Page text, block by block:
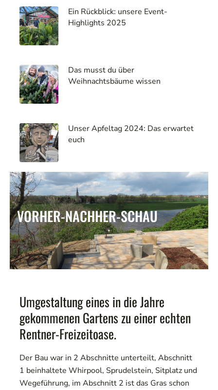
Ein Rückblick: unsere Event-
Highlights 2025
Das musst du über
Weihnachtsbäume wissen
Unser Apfeltag 2024: Das erwartet
euch
VORHER-NACHHER-SCHAU
Umgestaltung eines in die Jahre
gekommenen Gartens zu einer echten
Rentner-Freizeitoase.
Der Bau war in 2 Abschnitte unterteilt, Abschnitt
1 beinhaltete Whirpool, Sprudelstein, Sitplatz und
Wegeführung, im Abschnitt 2 ist das Gras schon